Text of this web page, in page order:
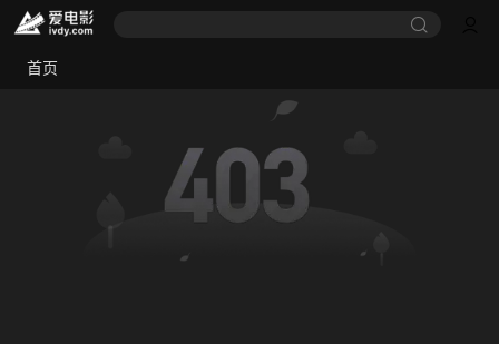
首页